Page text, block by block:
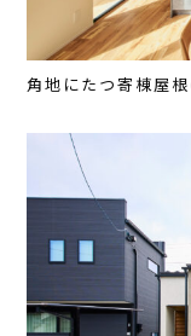
角地にたつ寄棟屋